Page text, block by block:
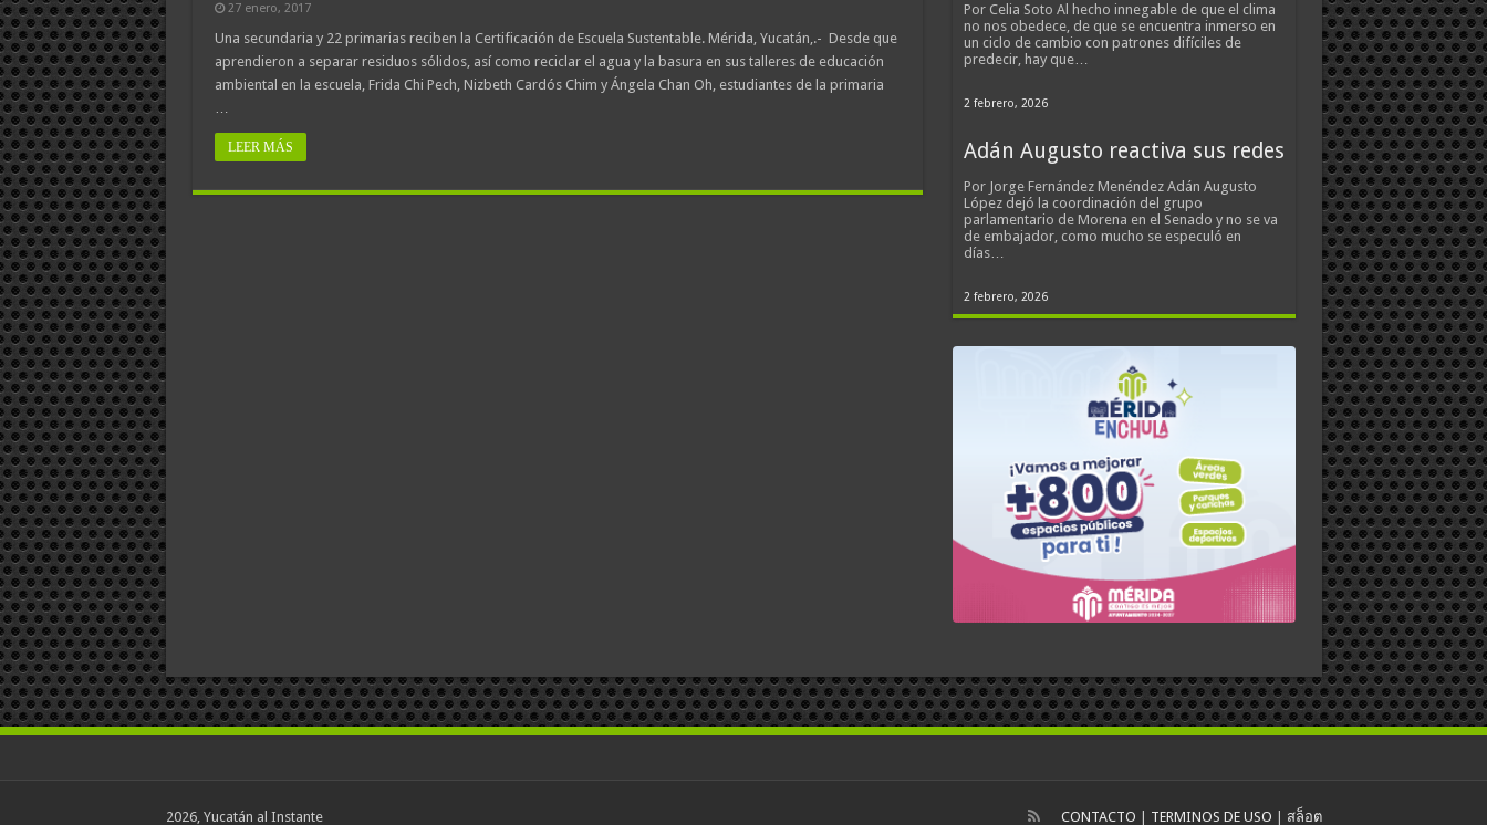
27 enero, 2017
Una secundaria y 22 primarias reciben la Certificación de Escuela Sustentable. Mérida, Yucatán,.- Desde que
aprendieron a separar residuos sólidos, así como reciclar el agua y la basura en sus talleres de educación
ambiental en la escuela, Frida Chi Pech, Nizbeth Cardós Chim y Ángela Chan Oh, estudiantes de la primaria
…
LEER MÁS
Por Celia Soto Al hecho innegable de que el clima
no nos obedece, de que se encuentra inmerso en
un ciclo de cambio con patrones difíciles de
predecir, hay que…
2 febrero, 2026
Adán Augusto reactiva sus redes
Por Jorge Fernández Menéndez Adán Augusto
López dejó la coordinación del grupo
parlamentario de Morena en el Senado y no se va
de embajador, como mucho se especuló en
días…
2 febrero, 2026
CONTACTO TERMINOS DE USO สล็อต
2026, Yucatán al Instante